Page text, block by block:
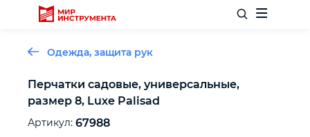
Отделочный инструмент
Одежда, защита рук
Перчатки садовые, универсальные,
размер 8, Luxe Palisad
Артикул: 67988